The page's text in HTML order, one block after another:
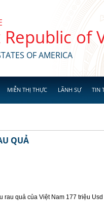
Republic of
OF AMERICA
MIỄN THỊ THỰC LÃNH SỰ TIN
QUẢ
rau quả của Việt Nam 177 triệu